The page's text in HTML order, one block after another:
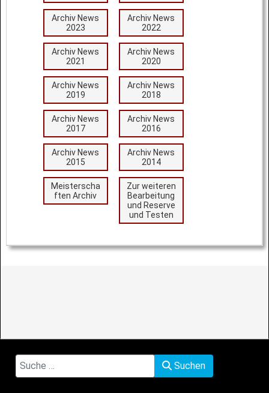
Archiv News
2023
Archiv News
2022
Archiv News
2021
Archiv News
2020
Archiv News
2019
Archiv News
2018
Archiv News
2017
Archiv News
2016
Archiv News
2015
Archiv News
2014
Meisterscha
ften Archiv
Zur weiteren
Bearbeitung
und Reserve
und Testen
Suchen Suchen